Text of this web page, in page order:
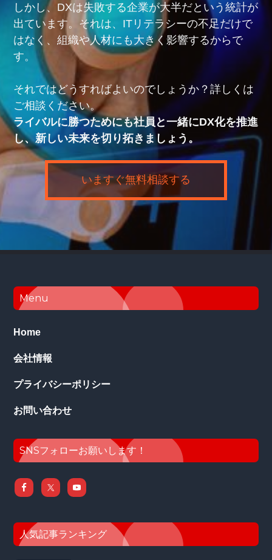
しかし、DXは失敗する企業が大半だという統計が
出ています。それは、ITリテラシーの不足だけで
はなく、組織や人材にも大きく影響するからで
す。
それではどうすればよいのでしょうか？詳しくは
ご相談ください。
ライバルに勝つためにも社員と一緒にDX化を推進
し、新しい未来を切り拓きましょう。
いますぐ無料相談する
Footer
Menu
Home
会社情報
プライバシーポリシー
お問い合わせ
SNSフォローお願いします！
人気記事ランキング